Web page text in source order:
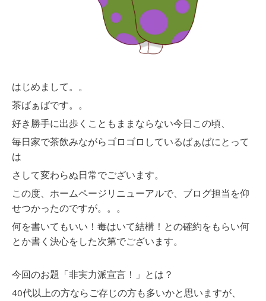
はじめまして。。
茶ばぁばです。。
好き勝手に出歩くこともままならない今日この頃、
毎日家で茶飲みながらゴロゴロしているばぁばにとって
は
さして変わらぬ日常でございます。
この度、ホームページリニューアルで、ブログ担当を仰
せつかったのですが。。。
何を書いてもいい！毒はいて結構！との確約をもらい何
とか書く決心をした次第でございます。
今回のお題「非実力派宣言！」とは？
40代以上の方ならご存じの方も多いかと思いますが、